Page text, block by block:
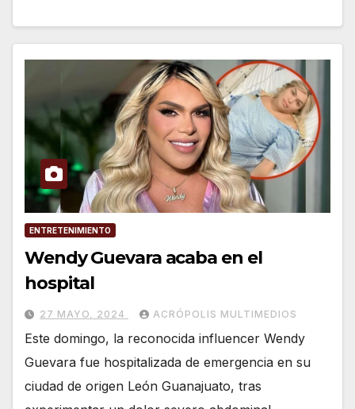
ENTRETENIMIENTO
Wendy Guevara acaba en el
hospital
27 MAYO, 2024 ACRÓPOLIS MULTIMEDIOS
Este domingo, la reconocida influencer Wendy
Guevara fue hospitalizada de emergencia en su
ciudad de origen León Guanajuato, tras